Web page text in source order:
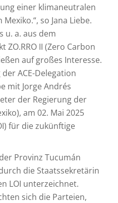
einer klimaneutralen
so Jana Liebe.
u. a. aus dem
ZO.RRO II (Zero Carbon
auf großes Interesse.
ACE-Delegation
mit Jorge Andrés
der Regierung der
am 02. Mai 2025
für die zukünftige
Provinz Tucumán
die Staatssekretärin
LOI unterzeichnet.
sich die Parteien,